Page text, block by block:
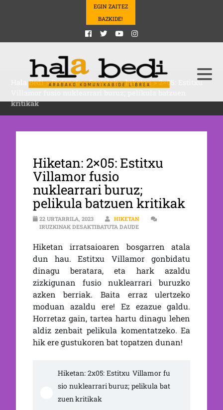
EGIN ZAITEZ
BAZKIDE!
Hala Bedi>Podcasts>Sozialak>hiketan>2×05: Estitxu
kritikak
Hiketan: 2×05: Estitxu
Villamor fusio
nuklearrari buruz;
pelikula batzuen kritikak
22 URTARRILA, 2023
HIKETAN
IRUZKINAK DESAKTIBATUTA DAUDE2×05: ESTITXU VILLAMOR
Hiketan irratsaioaren bosgarren atala
dun hau. Estitxu Villamor gonbidatu
dinagu beratara, eta hark azaldu
zizkigunan fusio nuklearrari buruzko
azken berriak. Baita erraz ulertzeko
moduan azaldu ere! Ez ezazue galdu.
Horretaz gain, tartea hartu dinagu lehen
aldiz zenbait pelikula komentatzeko. Ea
hik ere gustukoren bat topatzen dunan!
Hiketan: 2x05: Estitxu Villamor fu
sio nuklearrari buruz; pelikula bat
zuen kritikak